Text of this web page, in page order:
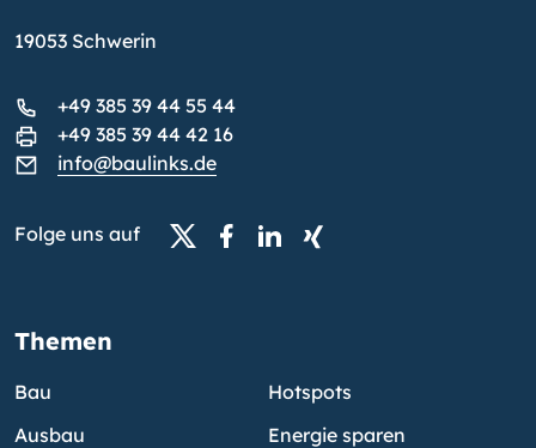
19053 Schwerin
+49 385 39 44 55 44
+49 385 39 44 42 16
info@baulinks.de
Folge uns auf
Themen
Bau
Ausbau
Hotspots
Energie sparen